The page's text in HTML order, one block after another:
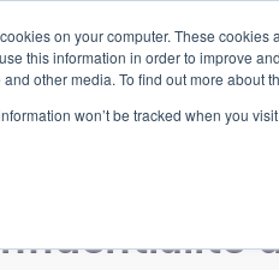
on your computer. These
this information in order to improve
other media. To find out more about
won’t be tracked when you
Partenaire Blog